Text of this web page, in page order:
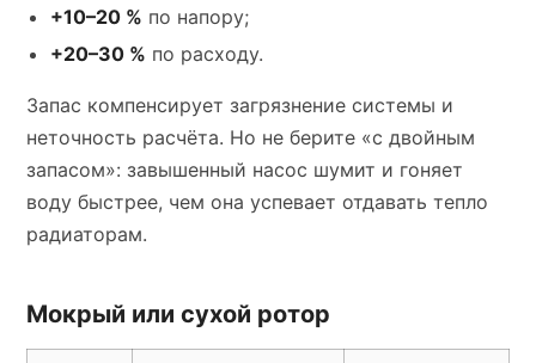
+10–20 % по напору;
+20–30 % по расходу.
Запас компенсирует загрязнение системы и
неточность расчёта. Но не берите «с двойным
запасом»: завышенный насос шумит и гоняет
воду быстрее, чем она успевает отдавать тепло
радиаторам.
Мокрый или сухой ротор